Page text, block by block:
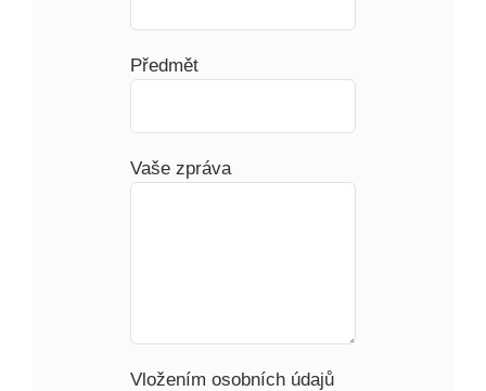
Předmět
Vaše zpráva
Vložením osobních údajů